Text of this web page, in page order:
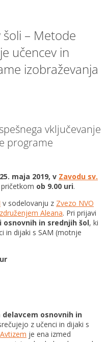
šoli – Metode
učencev in
izobraževanja
vključevanje
programe
maja 2019, v Zavodu sv.
pričetkom ob 9.00 uri.
v sodelovanju z Zvezo NVO
Aleana. Pri prijavi
osnovnih in srednjih šol, ki
in dijaki s SAM (motnje
osnovnih in
z učenci in dijaki s
Avtizem je ena izmed